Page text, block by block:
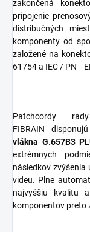
zakončená
pripojenie
distribučných
komponenty od
založené na
61754 a IEC / PN
Patchcordy rady
FIBRAIN
vlákna G.657B3
extrémnych
následkov
videu. Plne
najvyššiu kvalitu
komponentov preto